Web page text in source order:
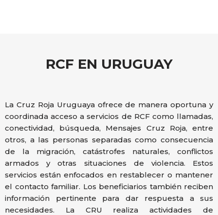
RCF EN URUGUAY
La Cruz Roja Uruguaya ofrece de manera oportuna y
coordinada acceso a servicios de RCF como llamadas,
conectividad, búsqueda, Mensajes Cruz Roja, entre
otros, a las personas separadas como consecuencia
de la migración, catástrofes naturales, conflictos
armados y otras situaciones de violencia. Estos
servicios están enfocados en restablecer o mantener
el contacto familiar. Los beneficiarios también reciben
información pertinente para dar respuesta a sus
necesidades. La CRU realiza actividades de